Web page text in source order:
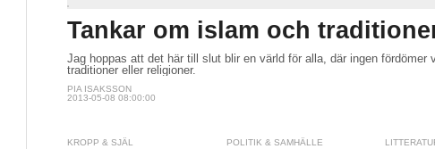
Tankar om islam och
Jag hoppas att det här till slut blir en värld för alla, där ingen fördömer
traditioner eller religioner.
PIA ISAKSSON
2013-05-08 08:00:00
KROPP & SJÄL POLITIK & SAMHÄLLE